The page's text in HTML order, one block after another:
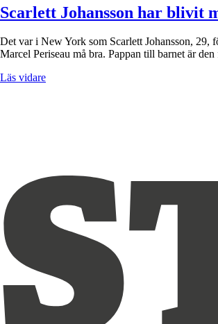
Scarlett Johansson har blivit
Det var i New York som Scarlett Johansson, 29,
Marcel Periseau må bra. Pappan till barnet är
Läs vidare